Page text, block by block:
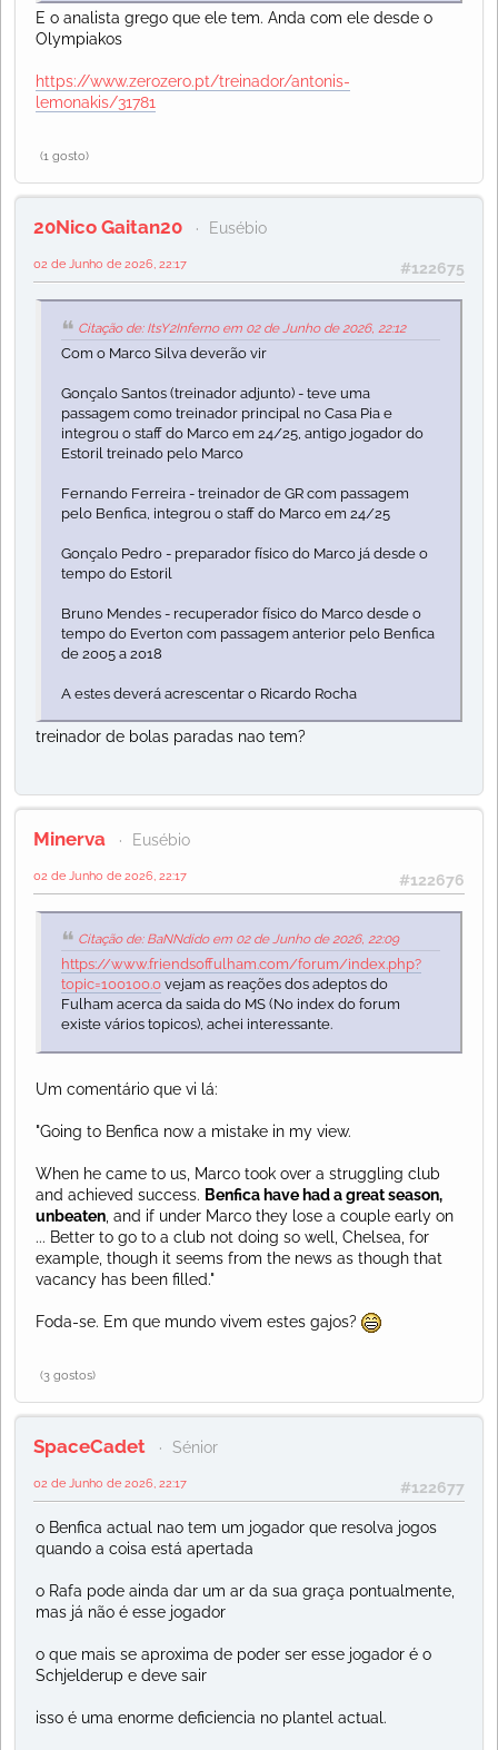
E o analista grego que ele tem. Anda com ele desde o
Olympiakos
https://www.zerozero.pt/treinador/antonis-
lemonakis/31781
(1 gosto)
20Nico Gaitan20 Eusébio
#122675
02 de Junho de 2026, 22:17
Citação de: ItsY2Inferno em 02 de Junho de 2026, 22:12
Com o Marco Silva deverão vir
Gonçalo Santos (treinador adjunto) - teve uma
passagem como treinador principal no Casa Pia e
integrou o staff do Marco em 24/25, antigo jogador do
Estoril treinado pelo Marco
Fernando Ferreira - treinador de GR com passagem
pelo Benfica, integrou o staff do Marco em 24/25
Gonçalo Pedro - preparador físico do Marco já desde o
tempo do Estoril
Bruno Mendes - recuperador físico do Marco desde o
tempo do Everton com passagem anterior pelo Benfica
de 2005 a 2018
A estes deverá acrescentar o Ricardo Rocha
treinador de bolas paradas nao tem?
Minerva Eusébio
#122676
02 de Junho de 2026, 22:17
Citação de: BaNNdido em 02 de Junho de 2026, 22:09
https://www.friendsoffulham.com/forum/index.php?
topic=100100.0 vejam as reações dos adeptos do
Fulham acerca da saida do MS (No index do forum
existe vários topicos), achei interessante.
Um comentário que vi lá:
"Going to Benfica now a mistake in my view.
When he came to us, Marco took over a struggling club
and achieved success. Benfica have had a great season,
unbeaten , and if under Marco they lose a couple early on
... Better to go to a club not doing so well, Chelsea, for
example, though it seems from the news as though that
vacancy has been filled."
Foda-se. Em que mundo vivem estes gajos?
(3 gostos)
SpaceCadet Sénior
#122677
02 de Junho de 2026, 22:17
o Benfica actual nao tem um jogador que resolva jogos
quando a coisa está apertada
o Rafa pode ainda dar um ar da sua graça pontualmente,
mas já não é esse jogador
o que mais se aproxima de poder ser esse jogador é o
Schjelderup e deve sair
isso é uma enorme deficiencia no plantel actual.